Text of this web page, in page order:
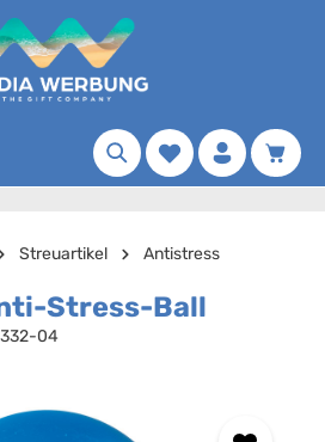
Merkzettel
Streuartikel Antistress
Stress-Ball
04